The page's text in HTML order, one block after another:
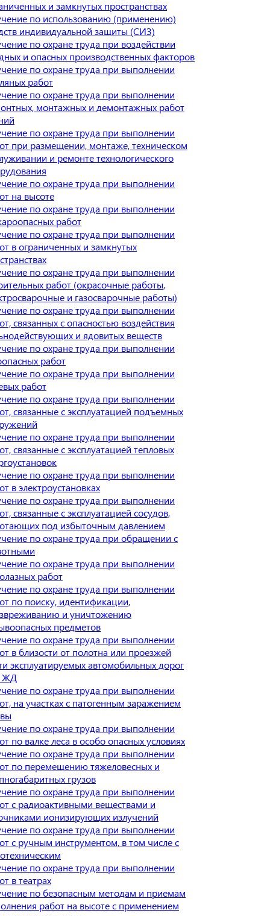
и замкнутых пространствах
по использованию (применению)
индивидуальной защиты (СИЗ)
по охране труда при воздействии
и опасных производственных факторов
по охране труда при выполнении
работ
по охране труда при выполнении
монтажных и демонтажных работ
по охране труда при выполнении
при размещении, монтаже, техническом
и ремонте технологического
по охране труда при выполнении
на высоте
по охране труда при выполнении
работ
по охране труда при выполнении
в ограниченных и замкнутых
по охране труда при выполнении
работ (окрасочные работы,
и газосварочные работы)
по охране труда при выполнении
связанных с опасностью воздействия
и ядовитых веществ
по охране труда при выполнении
работ
по охране труда при выполнении
работ
по охране труда при выполнении
связанные с эксплуатацией подъемных
по охране труда при выполнении
связанные с эксплуатацией тепловых
по охране труда при выполнении
в электроустановках
по охране труда при выполнении
связанные с эксплуатацией сосудов,
под избыточным давлением
по охране труда при обращении с
по охране труда при выполнении
работ
по охране труда при выполнении
по поиску, идентификации,
и уничтожению
предметов
по охране труда при выполнении
в близости от полотна или проезжей
эксплуатируемых автомобильных дорог
ЖД
по охране труда при выполнении
на участках с патогенным заражением
по охране труда при выполнении
по валке леса в особо опасных условиях
по охране труда при выполнении
по перемещению тяжеловесных и
грузов
по охране труда при выполнении
с радиоактивными веществами и
ионизирующих излучений
по охране труда при выполнении
с ручным инструментом, в том числе с
по охране труда при выполнении
в театрах
по безопасным методам и приемам
работ на высоте с применением